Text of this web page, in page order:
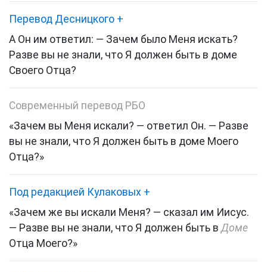
Перевод Десницкого +
А Он им ответил: — Зачем было Меня искать?
Разве вы не знали, что Я должен быть в доме
Своего Отца?
Современный перевод РБО
«Зачем вы Меня искали? — ответил Он. — Разве
вы не знали, что Я должен быть в доме Моего
Отца?»
Под редакцией Кулаковых +
«Зачем же вы искали Меня? — сказал им Иисус.
— Разве вы не знали, что Я должен быть вДоме
Отца Моего?»